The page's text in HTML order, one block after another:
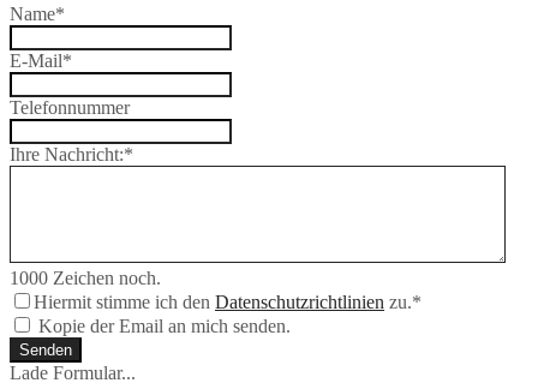
Name*
E-Mail*
Telefonnummer
Ihre Nachricht:*
1000 Zeichen noch.
Hiermit stimme ich den Datenschutzrichtlinien zu.*
Kopie der Email an mich senden.
Senden
Lade Formular...